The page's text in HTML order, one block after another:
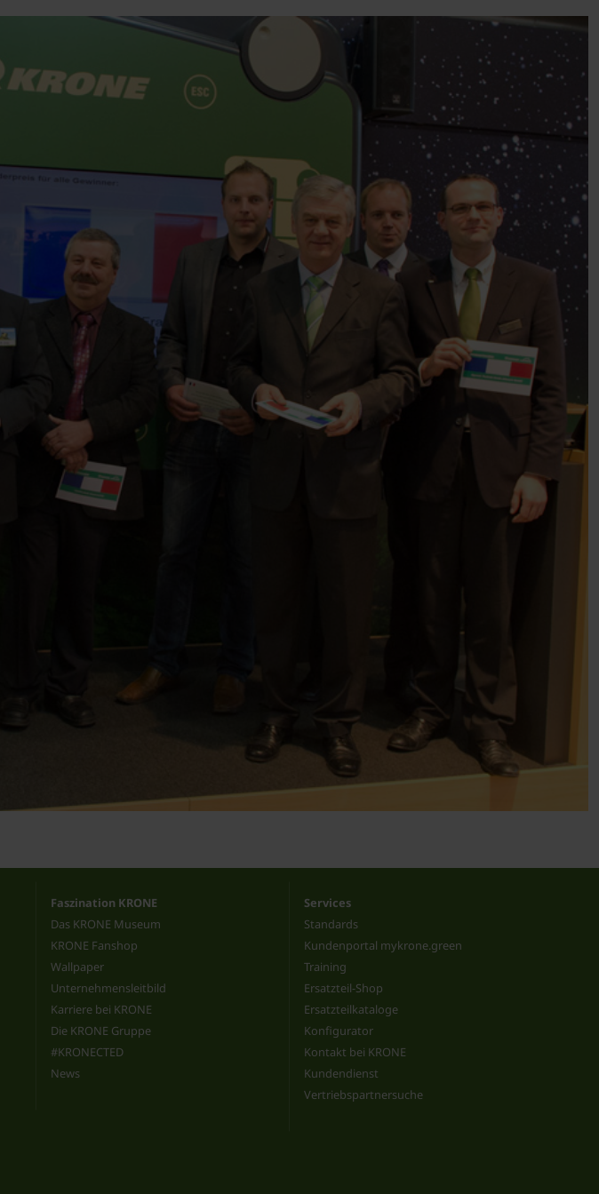
Faszination KRONE
Das KRONE Museum
KRONE Fanshop
Wallpaper
Unternehmensleitbild
Karriere bei KRONE
Die KRONE Gruppe
#KRONECTED
News
Services
Standards
Kundenportal mykrone.green
Training
Ersatzteil-Shop
Ersatzteilkataloge
Konfigurator
Kontakt bei KRONE
Kundendienst
Vertriebspartnersuche